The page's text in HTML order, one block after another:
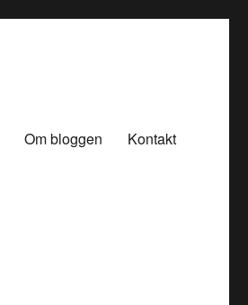
Om bloggen Kontakt